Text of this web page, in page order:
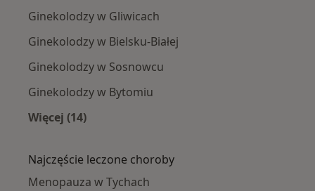
Ginekolodzy w Gliwicach
Ginekolodzy w Bielsku-Białej
Ginekolodzy w Sosnowcu
Ginekolodzy w Bytomiu
Więcej (14)
Najczęście leczone choroby
Menopauza w Tychach